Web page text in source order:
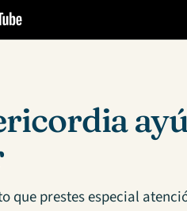
que prestes especial